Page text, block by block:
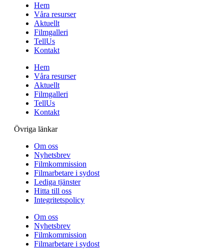
Hem
Våra resurser
Aktuellt
Filmgalleri
TellUs
Kontakt
Hem
Våra resurser
Aktuellt
Filmgalleri
TellUs
Kontakt
Övriga länkar
Om oss
Nyhetsbrev
Filmkommission
Filmarbetare i sydost
Lediga tjänster
Hitta till oss
Integritetspolicy
Om oss
Nyhetsbrev
Filmkommission
Filmarbetare i sydost